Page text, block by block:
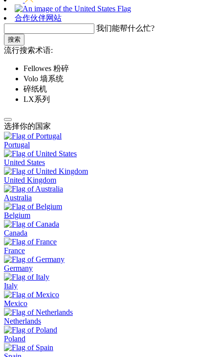
合作伙伴网站
我们能帮什么忙?
搜索
流行搜索术语:
Fellowes 粉碎
Volo 墙系统
碎纸机
LX系列
选择你的国家
Portugal
United States
United Kingdom
Australia
Belgium
Canada
France
Germany
Italy
Mexico
Netherlands
Poland